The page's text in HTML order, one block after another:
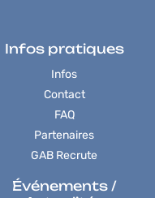
Infos pratiques
Infos
Contact
FAQ
Partenaires
GAB Recrute
Événements /